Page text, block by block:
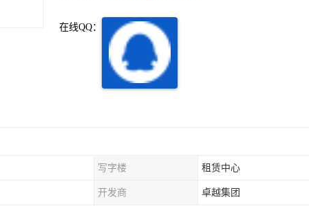
在线QQ：
写字楼 租赁中心
开发商 卓越集团